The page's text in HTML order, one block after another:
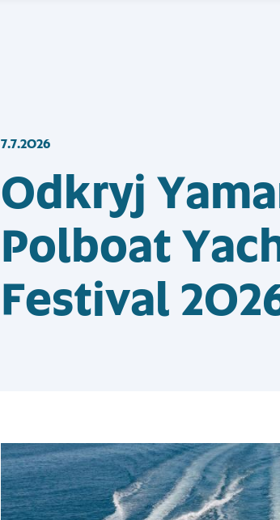
7.7.2026
Odkryj
Polboat
Festival